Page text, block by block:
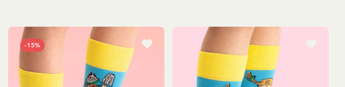
-15%